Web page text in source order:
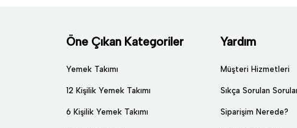
Öne Çıkan Kategoriler
Yemek Takımı
12 Kişilik Yemek Takımı
6 Kişilik Yemek Takımı
Yardım
Müşteri Hizmetleri
Sıkça Sorulan
Siparişim Nerede?